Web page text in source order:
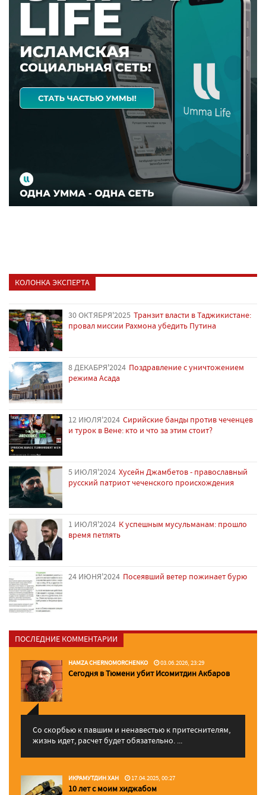
КОЛОНКА ЭКСПЕРТА
30 ОКТЯБРЯ'2025 Транзит власти в Таджикистане:
провал миссии Рахмона убедить Путина
8 ДЕКАБРЯ'2024 Поздравление с уничтожением
режима Асада
12 ИЮЛЯ'2024 Сирийские банды против чеченцев
и турок в Вене: кто и что за этим стоит?
5 ИЮЛЯ'2024 Хусейн Джамбетов - православный
русский патриот чеченского происхождения
1 ИЮЛЯ'2024 К успешным мусульманам: прошло
время петлять
24 ИЮНЯ'2024 Посеявший ветер пожинает бурю
ПОСЛЕДНИЕ КОММЕНТАРИИ
HAMZA CHERNOMORCHENKO 03.06.2026, 23:29
Сегодня в Тюмени убит Исомитдин Акбаров
Со скорбью к павшим и ненавестью к притеснителям,
жизнь идет, расчет будет обязательно. ...
ИКРАМУТДИН ХАН 17.04.2025, 00:27
10 лет с моим хиджабом